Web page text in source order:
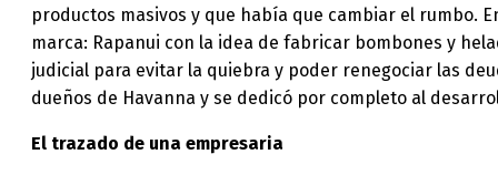
productos masivos y que había que cambiar el rumbo.
marca: Rapanui con la idea de fabricar bombones y
judicial para evitar la quiebra y poder renegociar las
dueños de Havanna y se dedicó por completo al
El trazado de una empresaria